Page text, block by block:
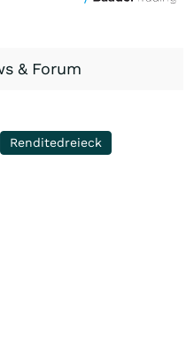
& Forum
Renditedreieck